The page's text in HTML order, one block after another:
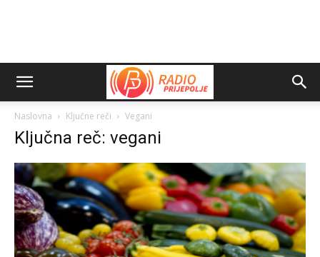
Naslovna Ključne reči Vegani
Ključna reč: vegani